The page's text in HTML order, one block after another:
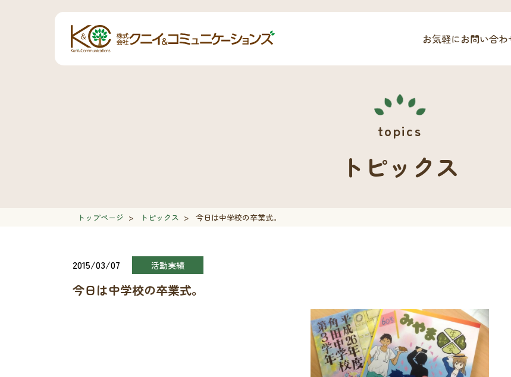
お気軽にお問い合
トピックス
トップページ > トピックス > 今日は中学校の卒業式。
2015/03/07 活動実績
今日は中学校の卒業式。